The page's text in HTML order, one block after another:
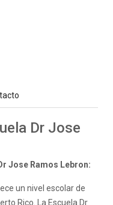
Dr Jose
Jose Ramos Lebron:
un nivel escolar de
Rico. La Escuela Dr